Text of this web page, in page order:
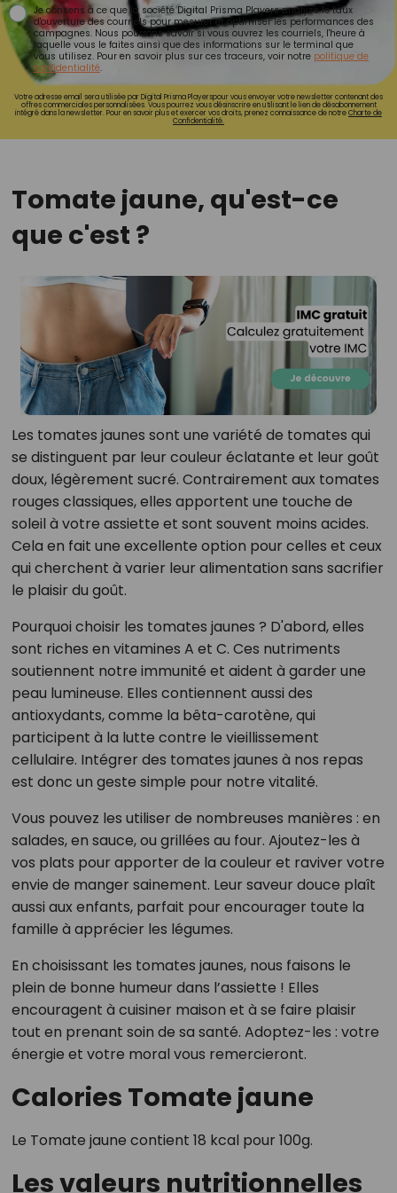
Je consens à ce que la société Digital Prisma Players analyse le taux
d'ouverture des courriels pour mesurer et optimiser les performances des
campagnes. Nous pourrons savoir si vous ouvrez les courriels, l'heure à
laquelle vous le faites ainsi que des informations sur le terminal que
vous utilisez. Pour en savoir plus sur ces traceurs, voir notre politique de
confidentialité.
Votre adresse email sera utilisée par Digital Prisma Playerspour vous envoyer votre newsletter contenant des
offres commerciales personnalisées. Vous pourrez vous désinscrire en utilisant le lien de désabonnement
intégré dans la newsletter. Pour en savoir plus et exercer vos droits, prenez connaissance de notreCharte de
Confidentialité.
Tomate jaune, qu'est-ce
que c'est ?
Les tomates jaunes sont une variété de tomates qui
se distinguent par leur couleur éclatante et leur goût
doux, légèrement sucré. Contrairement aux tomates
rouges classiques, elles apportent une touche de
soleil à votre assiette et sont souvent moins acides.
Cela en fait une excellente option pour celles et ceux
qui cherchent à varier leur alimentation sans sacrifier
le plaisir du goût.
Pourquoi choisir les tomates jaunes ? D'abord, elles
sont riches en vitamines A et C. Ces nutriments
soutiennent notre immunité et aident à garder une
peau lumineuse. Elles contiennent aussi des
antioxydants, comme la bêta-carotène, qui
participent à la lutte contre le vieillissement
cellulaire. Intégrer des tomates jaunes à nos repas
est donc un geste simple pour notre vitalité.
Vous pouvez les utiliser de nombreuses manières : en
salades, en sauce, ou grillées au four. Ajoutez-les à
vos plats pour apporter de la couleur et raviver votre
envie de manger sainement. Leur saveur douce plaît
aussi aux enfants, parfait pour encourager toute la
famille à apprécier les légumes.
En choisissant les tomates jaunes, nous faisons le
plein de bonne humeur dans l’assiette ! Elles
encouragent à cuisiner maison et à se faire plaisir
tout en prenant soin de sa santé. Adoptez-les : votre
énergie et votre moral vous remercieront.
Calories Tomate jaune
Le Tomate jaune contient 18 kcal pour 100g.
Les valeurs nutritionnelles